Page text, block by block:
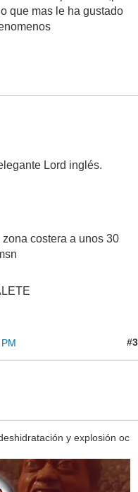
que mas le ha gustado
Lord inglés.
costera a unos 30
#3
y explosión oc